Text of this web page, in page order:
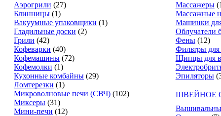
Аэрогрили (27)
Блинницы (1)
Вакуумные упаковщики (1)
Гладильные доски (2)
Грили (42)
Кофеварки (40)
Кофемашины (72)
Кофемолки (1)
Кухонные комбайны (29)
Ломтерезки (1)
Микроволновые печи (СВЧ) (102)
Миксеры (31)
Мини-печи (12)
Массажеры
Массажные
Машинки
Облучатели
Фены (12)
Фильтры
Щипцы для
Эпиляторы
ШВЕЙНОЕ